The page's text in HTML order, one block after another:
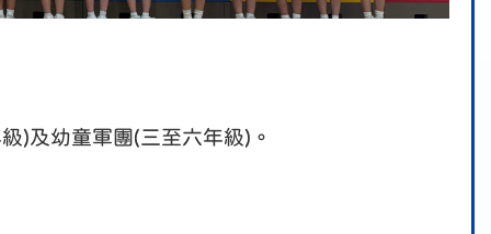
)及幼童軍團(三至六年級)。